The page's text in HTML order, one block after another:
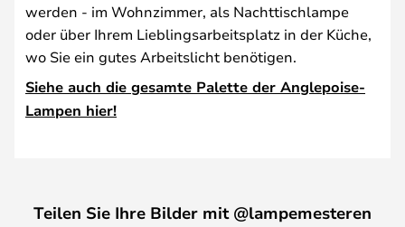
werden - im Wohnzimmer, als Nachttischlampe
oder über Ihrem Lieblingsarbeitsplatz in der Küche,
wo Sie ein gutes Arbeitslicht benötigen.
Siehe auch die gesamte Palette der Anglepoise-
Lampen hier!
Teilen Sie Ihre Bilder mit @lampemesteren